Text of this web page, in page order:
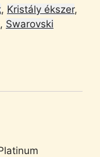
, Kristály ékszer,
, Swarovski